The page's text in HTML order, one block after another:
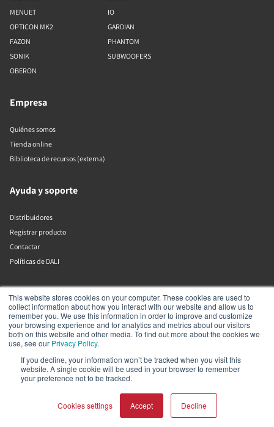
This website stores cookies on your computer. These cookies are used to
collect information about how you interact with our website and allow us to
remember you. We use this information in order to improve and customize
your browsing experience and for analytics and metrics about our visitors
both on this website and other media. To find out more about the cookies we
use, see our Privacy Policy.
If you decline, your information won’t be tracked when you visit this
website. A single cookie will be used in your browser to remember
your preference not to be tracked.
Cookies settings Accept Decline
MENUET
OPTICON MK2
FAZON
SONIK
OBERON
IO
GARDIAN
PHANTOM
SUBWOOFERS
Empresa
Quiénes somos
Tienda online
Biblioteca de recursos (externa)
Ayuda y soporte
Distribuidores
Registrar producto
Contactar
Políticas de DALI
DALI A/S
Dali Allé 1
Nørager
Nordjylland
9610
Dinamarca
+45 9672 1155